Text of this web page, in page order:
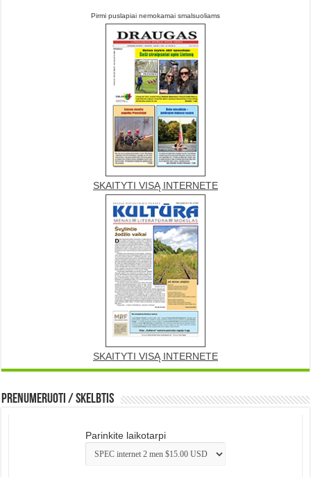
Pirmi puslapiai nemokamai smalsuoliams
SKAITYTI VISĄ INTERNETE
SKAITYTI VISĄ INTERNETE
Prenumeruoti / Skelbtis
Parinkite laikotarpi